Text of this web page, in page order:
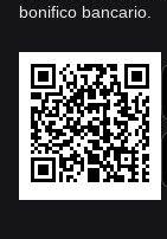
bonifico bancario.